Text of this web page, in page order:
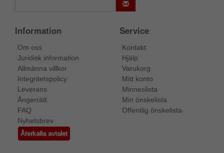
Information
Om oss
Juridisk information
Allmänna villkor
Integritetspolicy
Leverans
Ångerrätt
FAQ
Nyhetsbrev
Återkalla avtalet
Service
Kontakt
Hjälp
Varukorg
Mitt konto
Minneslista
Min önskelista
Offentlig önskelista